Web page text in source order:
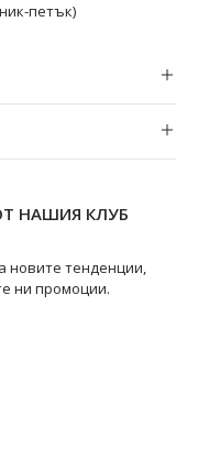
петък)
НАШИЯ КЛУБ
новите тенденции,
ни промоции.